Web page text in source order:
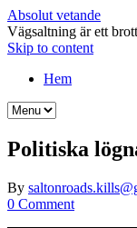
Absolut vetande
Vägsaltning är ett
Skip to content
Hem
Politiska
By
0 Comment